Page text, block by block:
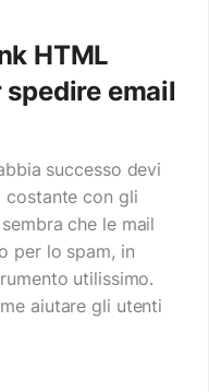
HTML
spedire email
successo devi
costante con gli
che le mail
per lo spam, in
utilissimo.
aiutare gli utenti